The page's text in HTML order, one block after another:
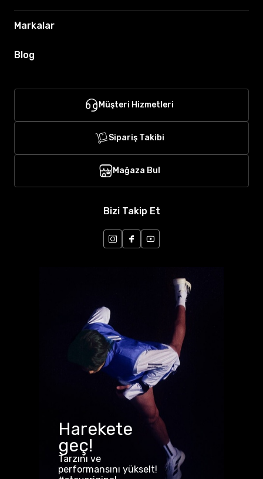
Markalar
Blog
Müşteri Hizmetleri
Sipariş Takibi
Mağaza Bul
Bizi Takip Et
Harekete
geç!
Tarzını ve
performansını yükselt!